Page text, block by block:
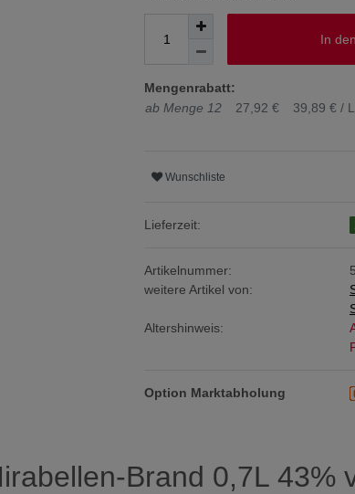
In
Mengenrabatt:
ab Menge 12
27,92 € 39,89 € /
Wunschliste
Lieferzeit:
Artikelnummer:
weitere Artikel von:
Altershinweis:
Option Marktabholung
Brand 0,7L 43%